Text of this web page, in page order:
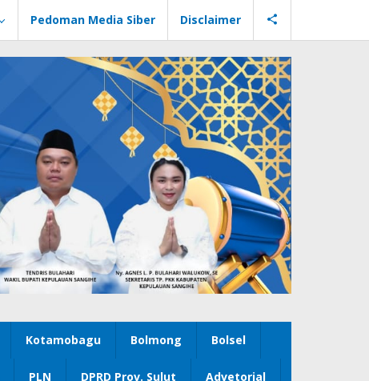
Pedoman Media Siber Disclaimer
Kotamobagu Bolmong Bolsel
PLN DPRD Prov. Sulut Advetorial